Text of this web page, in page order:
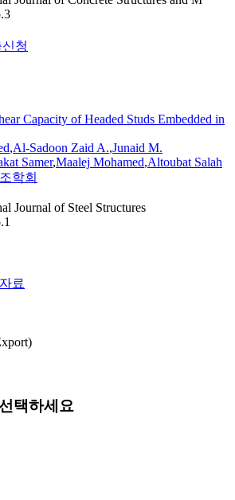
청
Capacity of Headed Studs Embedded in
,Al-Sadoon Zaid A.,Junaid M.
Samer,Maalej Mohamed,Altoubat Salah
학회
Journal of Steel Structures
료
택하세요